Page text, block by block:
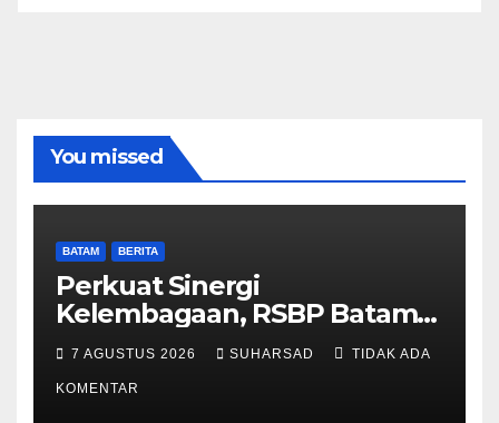
You missed
BATAM BERITA
Perkuat Sinergi
Kelembagaan, RSBP Batam
dan BPOM Pastikan
Pelayanan dan Ketersediaan
Obat Aman
7 AGUSTUS 2026 SUHARSAD TIDAK ADA
KOMENTAR